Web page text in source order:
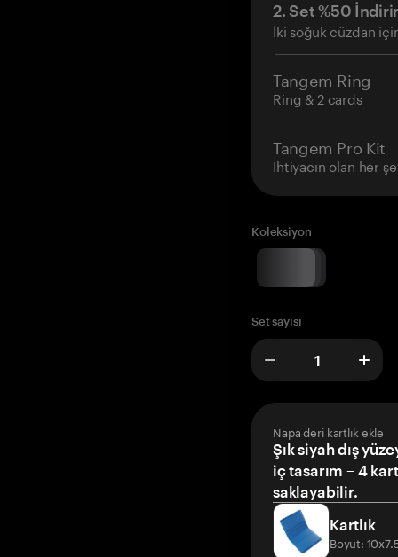
2. Set %50
İki soğuk cüzdan
Tangem Ring
Ring & 2 cards
Tangem Pro Kit
İhtiyacın olan her
Koleksiyon
Set sayısı
Napa deri kartlık ekle
Şık siyah dış
iç tasarım – 4
saklayabilir.
Kartlık
Boyut: